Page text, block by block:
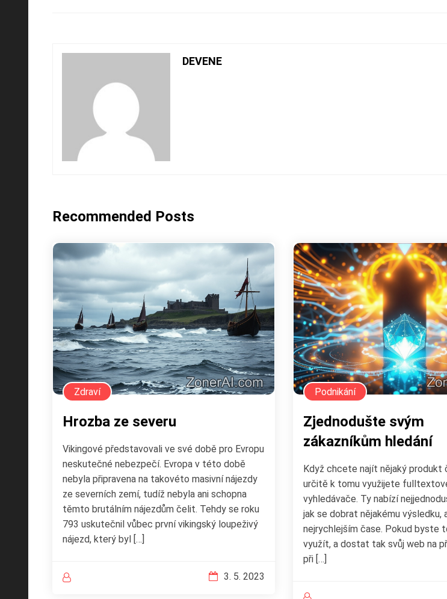
DEVENE
Recommended Posts
Zdraví
Hrozba ze severu
Vikingové představovali ve své době pro Evropu
neskutečné nebezpečí. Evropa v této době
nebyla připravena na takovéto masivní nájezdy
ze severních zemí, tudíž nebyla ani schopna
těmto brutálním nájezdům čelit. Tehdy se roku
793 uskutečnil vůbec první vikingský loupeživý
nájezd, který byl […]
3. 5. 2023
Podnikání
Zjednodušte svým
zákazníkům hledání
Když chcete najít nějaký produkt
určitě k tomu využijete
vyhledávače. Ty nabízí
jak se dobrat nějakému výsledku,
nejrychlejším čase. Pokud byste
využít, a dostat tak svůj web na
při […]